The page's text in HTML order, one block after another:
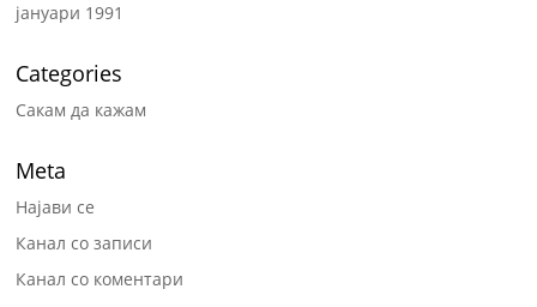
јануари 1991
Categories
Сакам да кажам
Meta
Најави се
Канал со записи
Канал со коментари